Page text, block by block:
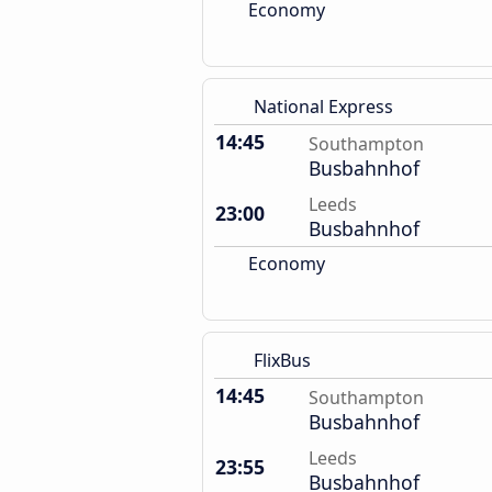
Economy
National Express
14:45 Southampton
Busbahnhof
23:00
Leeds
Busbahnhof
Economy
FlixBus
14:45 Southampton
Busbahnhof
23:55
Leeds
Busbahnhof